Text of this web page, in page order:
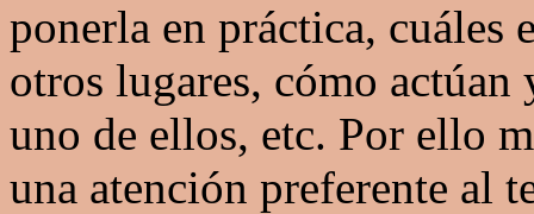
ponerla en práctica, cuáles
otros lugares, cómo actúan
uno de ellos, etc. Por ello
una atención preferente al